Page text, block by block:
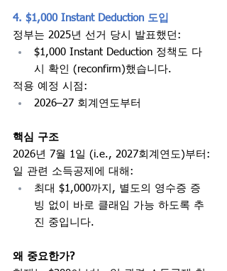
4. $1,000 Instant Deduction 도입
정부는 2025년 선거 당시 발표했던:
$1,000 Instant Deduction 정책도 다
시 확인 (reconfirm)했습니다.
적용 예정 시점:
2026–27 회계연도부터
핵심 구조
2026년 7월 1일 (i.e., 2027회계연도)부터:
일 관련 소득공제에 대해:
최대 $1,000까지, 별도의 영수증 증
빙 없이 바로 클래임 가능 하도록 추
진 중입니다.
왜 중요한가?